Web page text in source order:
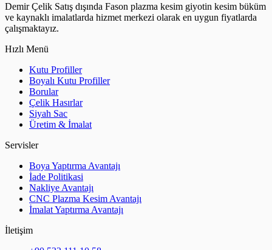
Demir Çelik Satış dışında Fason plazma kesim giyotin kesim büküm
ve kaynaklı imalatlarda hizmet merkezi olarak en uygun fiyatlarda
çalışmaktayız.
Hızlı Menü
Kutu Profiller
Boyalı Kutu Profiller
Borular
Çelik Hasırlar
Siyah Sac
Üretim & İmalat
Servisler
Boya Yaptırma Avantajı
İade Politikasi
Nakliye Avantajı
CNC Plazma Kesim Avantajı
İmalat Yaptırma Avantajı
İletişim